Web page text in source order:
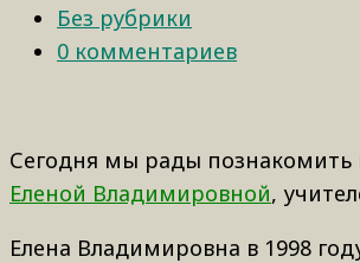
Без рубрики
0 комментариев
Сегодня мы рады познакомить
Еленой Владимировной,
Елена Владимировна в 1998